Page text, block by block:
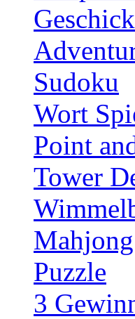
Sudoku
Wort
Point
Tower
Mahjong
Puzzle
3